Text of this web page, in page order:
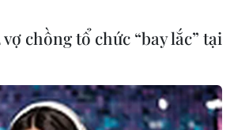
thông tin tại Bắc Kinh
xuất khẩu của Triều Tiên
trong tháng Ba năm nay đạt
33,7% so với cùng kỳ năm
nhập khẩu từ Trung Quốc
chồng tổ chức “bay lắc” tại